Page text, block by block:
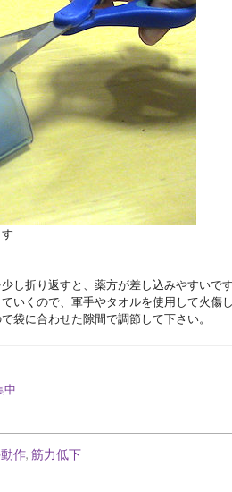
し折り返すと、薬方が差し込みやすいです
いくので、軍手やタオルを使用して火傷
袋に合わせた隙間で調節して下さい。
中
作, 筋力低下